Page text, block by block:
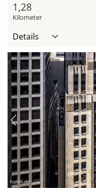
1,28
Kilometer
Details
hotel.de